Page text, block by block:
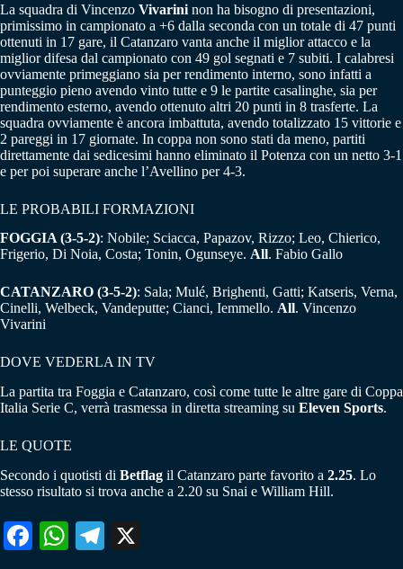
La squadra di Vincenzo Vivarini non ha bisogno di presentazioni,
primissimo in campionato a +6 dalla seconda con un totale di 47 punti
ottenuti in 17 gare, il Catanzaro vanta anche il miglior attacco e la
miglior difesa dal campionato con 49 gol segnati e 7 subiti. I calabresi
ovviamente primeggiano sia per rendimento interno, sono infatti a
punteggio pieno avendo vinto tutte e 9 le partite casalinghe, sia per
rendimento esterno, avendo ottenuto altri 20 punti in 8 trasferte. La
squadra ovviamente è ancora imbattuta, avendo totalizzato 15 vittorie e
2 pareggi in 17 giornate. In coppa non sono stati da meno, partiti
direttamente dai sedicesimi hanno eliminato il Potenza con un netto 3-1
e per poi superare anche l’Avellino per 4-3.
LE PROBABILI FORMAZIONI
FOGGIA (3-5-2): Nobile; Sciacca, Papazov, Rizzo; Leo, Chierico,
Frigerio, Di Noia, Costa; Tonin, Ogunseye. All. Fabio Gallo
CATANZARO (3-5-2): Sala; Mulé, Brighenti, Gatti; Katseris, Verna,
Cinelli, Welbeck, Vandeputte; Cianci, Iemmello. All. Vincenzo
Vivarini
DOVE VEDERLA IN TV
La partita tra Foggia e Catanzaro, così come tutte le altre gare di Coppa
Italia Serie C, verrà trasmessa in diretta streaming su Eleven Sports.
LE QUOTE
Secondo i quotisti di Betflag il Catanzaro parte favorito a 2.25. Lo
stesso risultato si trova anche a 2.20 su Snai e William Hill.
Fa W
Te